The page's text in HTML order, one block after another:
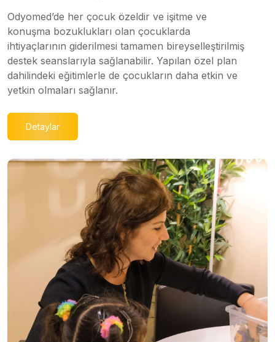
Odyomed’de her çocuk özeldir ve işitme ve
konuşma bozuklukları olan çocuklarda
ihtiyaçlarının giderilmesi tamamen bireyselleştirilmiş
destek seanslarıyla sağlanabilir. Yapılan özel plan
dahilindeki eğitimlerle de çocukların daha etkin ve
yetkin olmaları sağlanır.
Detaylar